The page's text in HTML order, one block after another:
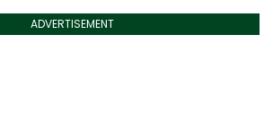
ADVERTISEMENT